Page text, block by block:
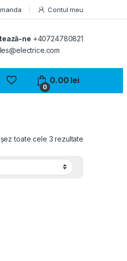
Contul meu
ne +40724780821
0
0.00 lei
toate cele 3 rezultate